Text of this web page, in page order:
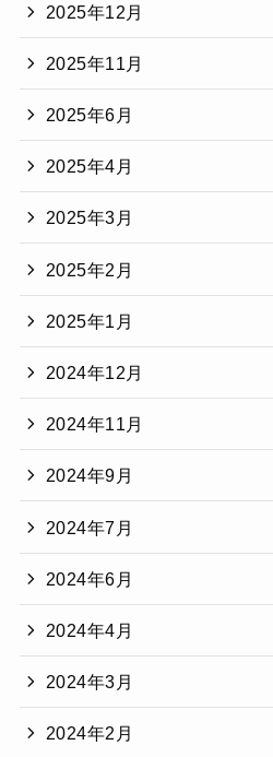
2025年12月
2025年11月
2025年6月
2025年4月
2025年3月
2025年2月
2025年1月
2024年12月
2024年11月
2024年9月
2024年7月
2024年6月
2024年4月
2024年3月
2024年2月